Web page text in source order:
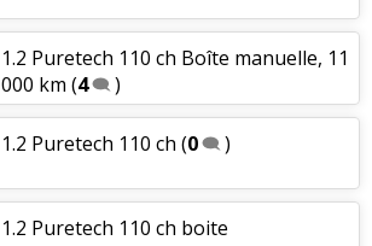
1.2 Puretech 110 ch Boîte manuelle, 11
000 km (4 )
1.2 Puretech 110 ch (0 )
1.2 Puretech 110 ch boite